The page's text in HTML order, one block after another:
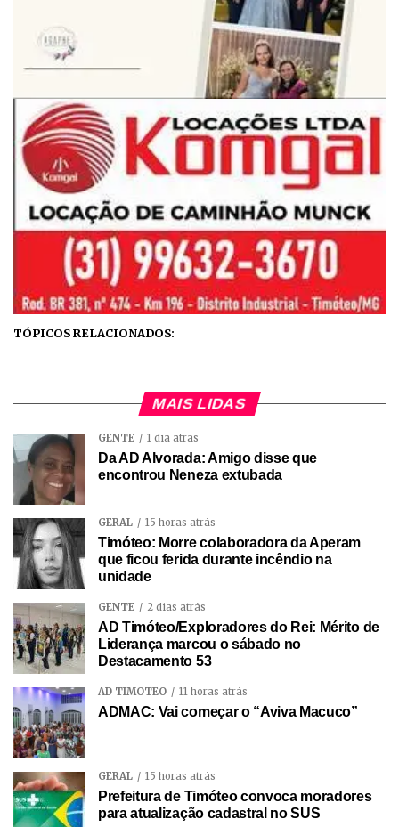
TÓPICOS RELACIONADOS:
MAIS LIDAS
GENTE 1 dia atrás
Da AD Alvorada: Amigo disse que
encontrou Neneza extubada
GERAL 15 horas atrás
Timóteo: Morre colaboradora da Aperam
que ficou ferida durante incêndio na
unidade
GENTE 2 dias atrás
AD Timóteo/Exploradores do Rei: Mérito de
Liderança marcou o sábado no
Destacamento 53
AD TIMÓTEO 11 horas atrás
ADMAC: Vai começar o “Aviva Macuco”
GERAL 15 horas atrás
Prefeitura de Timóteo convoca moradores
para atualização cadastral no SUS